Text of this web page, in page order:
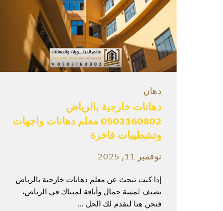
دهان
دهانات خارجية بالرياض
0503160802 معلم دهانات واجهات
وتشطيبات فاخرة
نوفمبر 11, 2025
إذا كنت تبحث عن معلم دهانات خارجية بالرياض
تضيف لمسة جمال وأناقة لمبناك في الرياض،
فنحن هنا لنقدم لك الحل ...